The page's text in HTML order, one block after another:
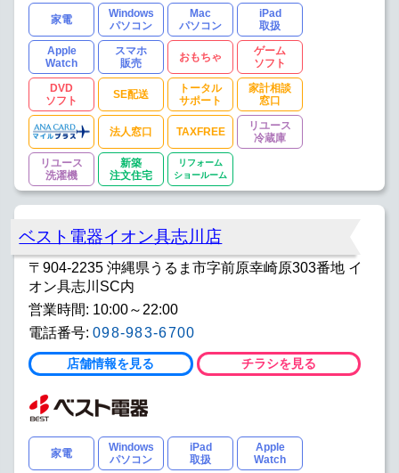
家電
Windows
パソコン
Mac
パソコン
iPad
取扱
Apple
Watch
スマホ
販売
おもちゃ
ゲーム
ソフト
DVD
ソフト
SE配送
トータル
サポート
家計相談
窓口
法人窓口 TAXFREE
リユース
冷蔵庫
リユース
洗濯機
新築
注文住宅
リフォーム
ショールーム
ベスト電器イオン具志川店
〒904-2235 沖縄県うるま市字前原幸崎原303番地 イ
オン具志川SC内
営業時間: 10:00～22:00
電話番号: 098-983-6700
店舗情報を見る チラシを見る
家電
Windows
パソコン
iPad
取扱
Apple
Watch